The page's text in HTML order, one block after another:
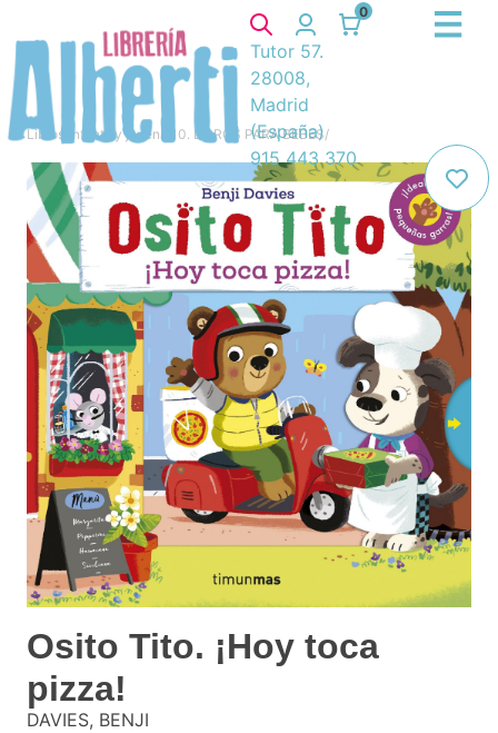
0
Tutor 57.
28008,
Madrid
(España)
915 443 370
Libros Infantil y juvenil 10. LIBROS PARA BEBES/
Osito Tito. ¡Hoy toca
pizza!
DAVIES, BENJI